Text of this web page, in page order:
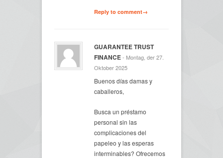
Reply to comment→
GUARANTEE TRUST
FINANCE- Montag, der 27.
Oktober 2025
Buenos días damas y
caballeros,
Busca un préstamo
personal sin las
complicaciones del
papeleo y las esperas
interminables? Ofrecemos